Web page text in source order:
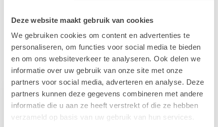
Deze website maakt gebruik van cookies
We gebruiken cookies om content en advertenties te
personaliseren, om functies voor social media te bieden
en om ons websiteverkeer te analyseren. Ook delen we
informatie over uw gebruik van onze site met onze
partners voor social media, adverteren en analyse. Deze
partners kunnen deze gegevens combineren met andere
informatie die u aan ze heeft verstrekt of die ze hebben
verzameld op basis van uw gebruik van hun services.
In stock
Recently viewed